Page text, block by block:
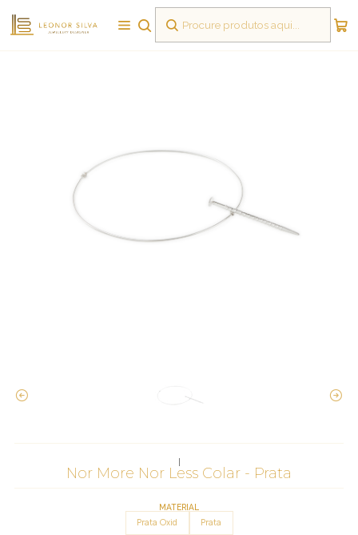
Nor More Nor Less Colar - Prata
MATERIAL
Prata Oxid Prata